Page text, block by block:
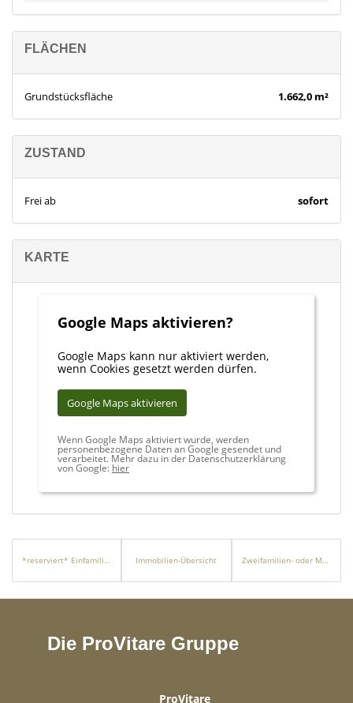
unter Zuhilfenahme von Künstlicher Intelligenz (KI) erstellt oder
Merkmale verändert.
FLÄCHEN
Grundstücksfläche 1.662,0 m²
ZUSTAND
Frei ab sofort
KARTE
Google Maps aktivieren?
Google Maps kann nur aktiviert werden,
wenn Cookies gesetzt werden dürfen.
Google Maps aktivieren
Wenn Google Maps aktiviert wurde, werden
personenbezogene Daten an Google gesendet und
verarbeitet. Mehr dazu in der Datenschutzerklärung
von Google: hier
*reserviert* Einfamilienhaus mit Indoor-Pool und Sauna in Hanglage Immobilien-Übersicht Zweifamilien- oder Mehrgenerationenhaus zur Fremd- oder Eigennutzung
Die ProVitare Gruppe
ProVitare